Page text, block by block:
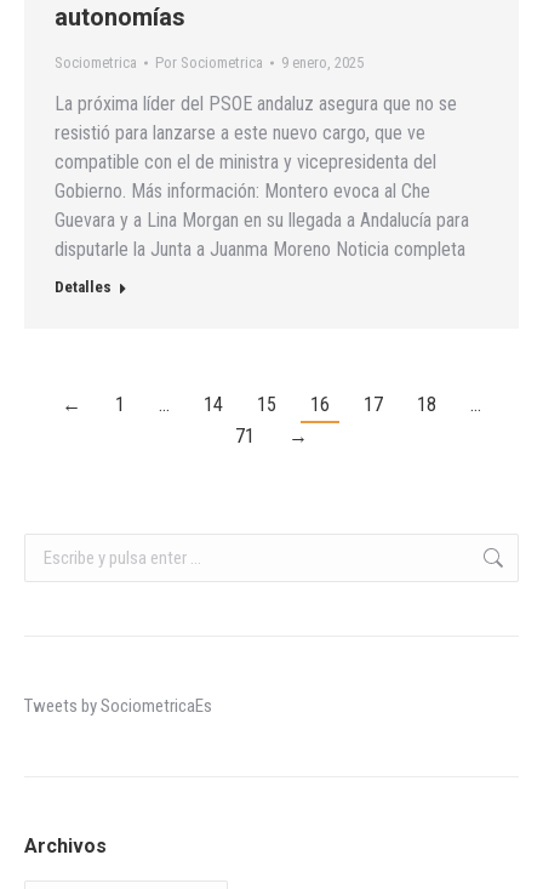
autonomías
Sociometrica Por Sociometrica 9 enero, 2025
La próxima líder del PSOE andaluz asegura que no se
resistió para lanzarse a este nuevo cargo, que ve
compatible con el de ministra y vicepresidenta del
Gobierno. Más información: Montero evoca al Che
Guevara y a Lina Morgan en su llegada a Andalucía para
disputarle la Junta a Juanma Moreno Noticia completa
Detalles
← 1 … 14 15 16 17 18
…
71
→
Buscar:
Tweets by SociometricaEs
Archivos